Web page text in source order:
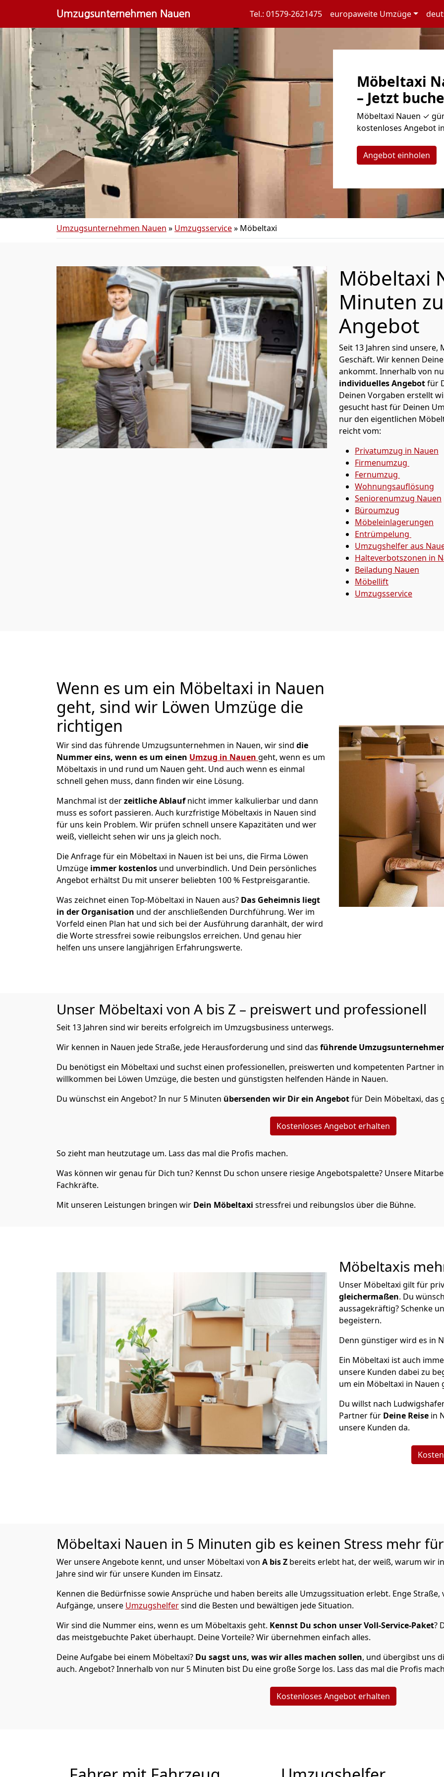
Umzugsunternehmen Nauen Tel.: 01579-2621475 europaweite Umzüge
Möbeltaxi
– Jetzt
Möbeltaxi Nauen ✓
kostenloses Angebot
Angebot einholen
Umzugsunternehmen Nauen » Umzugsservice» Möbeltaxi
Möbeltaxi
Minuten
Angebot
Seit 13 Jahren sind
Geschäft. Wir kennen
ankommt. Innerhalb von
individuelles Angebotfür
Deinen Vorgaben erstellt
gesucht hast für Deinen
nur den eigentlichen
reicht vom:
Privatumzug in Nauen
Firmenumzug
Fernumzug
Wohnungsauflösung
Seniorenumzug Nauen
Büroumzug
Möbeleinlagerungen
Entrümpelung
Umzugshelfer aus
Halteverbotszonen in
Beiladung Nauen
Möbellift
Umzugsservice
Wenn es um ein Möbeltaxi in Nauen
geht, sind wir Löwen Umzüge die
richtigen
Wir sind das führende Umzugsunternehmen in Nauen, wir sind die
Nummer eins, wenn es um einen Umzug in Nauen geht, wenn es um
Möbeltaxis in und rund um Nauen geht. Und auch wenn es einmal
schnell gehen muss, dann finden wir eine Lösung.
Manchmal ist derzeitliche Ablaufnicht immer kalkulierbar und dann
muss es sofort passieren. Auch kurzfristige Möbeltaxis in Nauen sind
für uns kein Problem. Wir prüfen schnell unsere Kapazitäten und wer
weiß, vielleicht sehen wir uns ja gleich noch.
Die Anfrage für ein Möbeltaxi in Nauen ist bei uns, die Firma Löwen
Umzüge immer kostenlos und unverbindlich. Und Dein persönliches
Angebot erhältst Du mit unserer beliebten 100 % Festpreisgarantie.
Was zeichnet einen Top-Möbeltaxi in Nauen aus? Das Geheimnis liegt
in der Organisation und der anschließenden Durchführung. Wer im
Vorfeld einen Plan hat und sich bei der Ausführung daranhält, der wird
die Worte stressfrei sowie reibungslos erreichen. Und genau hier
helfen uns unsere langjährigen Erfahrungswerte.
Unser Möbeltaxi von A bis Z – preiswert und professionell
Seit 13 Jahren sind wir bereits erfolgreich im Umzugsbusiness unterwegs.
Wir kennen in Nauen jede Straße, jede Herausforderung und sind das führende
Du benötigst ein Möbeltaxi und suchst einen professionellen, preiswerten und kompetenten Partner
willkommen bei Löwen Umzüge, die besten und günstigsten helfenden Hände in Nauen.
Du wünschst ein Angebot? In nur 5 Minuten übersenden wir Dir ein Angebotfür Dein Möbeltaxi, das
Kostenloses Angebot erhalten
So zieht man heutzutage um. Lass das mal die Profis machen.
Was können wir genau für Dich tun? Kennst Du schon unsere riesige Angebotspalette? Unsere
Fachkräfte.
Mit unseren Leistungen bringen wir Dein Möbeltaxi stressfrei und reibungslos über die Bühne.
Möbeltaxis
Unser Möbeltaxi gilt für
gleichermaßen. Du
aussagekräftig? Schenke
begeistern.
Denn günstiger wird es in
Ein Möbeltaxi ist auch
unsere Kunden dabei zu
um ein Möbeltaxi in Nauen
Du willst nach
Partner für Deine Reise in
unsere Kunden da.
Möbeltaxi Nauen in 5 Minuten gib es keinen Stress mehr
Wer unsere Angebote kennt, und unser Möbeltaxi von A bis Z bereits erlebt hat, der weiß, warum wir
Jahre sind wir für unsere Kunden im Einsatz.
Kennen die Bedürfnisse sowie Ansprüche und haben bereits alle Umzugssituation erlebt. Enge
Aufgänge, unsere Umzugshelfersind die Besten und bewältigen jede Situation.
Wir sind die Nummer eins, wenn es um Möbeltaxis geht. Kennst Du schon unser Voll-Service-Paket?
das meistgebuchte Paket überhaupt. Deine Vorteile? Wir übernehmen einfach alles.
Deine Aufgabe bei einem Möbeltaxi? Du sagst uns, was wir alles machen sollen, und übergibst uns
auch. Angebot? Innerhalb von nur 5 Minuten bist Du eine große Sorge los. Lass das mal die Profis
Kostenloses Angebot erhalten